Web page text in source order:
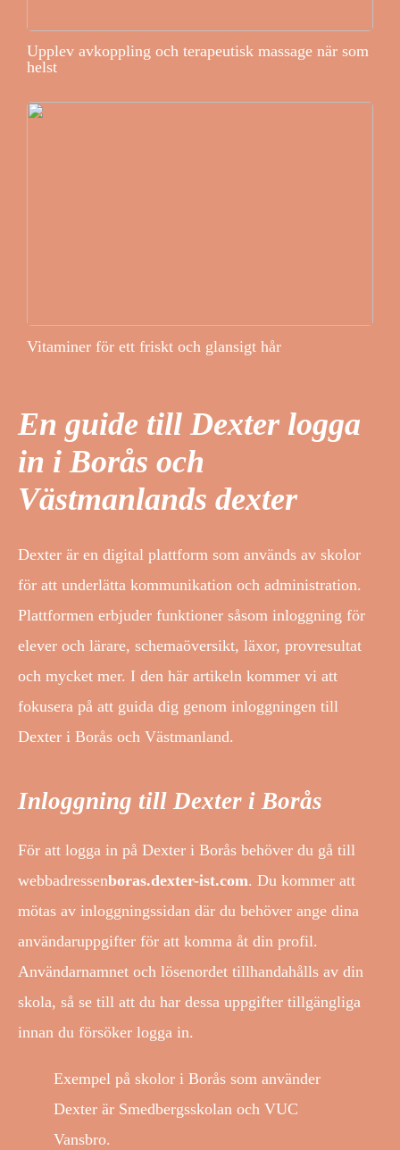
Upplev avkoppling och terapeutisk massage när som
helst
Vitaminer för ett friskt och glansigt hår
En guide till Dexter logga
in i Borås och
Västmanlands dexter
Dexter är en digital plattform som används av skolor
för att underlätta kommunikation och administration.
Plattformen erbjuder funktioner såsom inloggning för
elever och lärare, schemaöversikt, läxor, provresultat
och mycket mer. I den här artikeln kommer vi att
fokusera på att guida dig genom inloggningen till
Dexter i Borås och Västmanland.
Inloggning till Dexter i Borås
För att logga in på Dexter i Borås behöver du gå till
webbadressenboras.dexter-ist.com. Du kommer att
mötas av inloggningssidan där du behöver ange dina
användaruppgifter för att komma åt din profil.
Användarnamnet och lösenordet tillhandahålls av din
skola, så se till att du har dessa uppgifter tillgängliga
innan du försöker logga in.
Exempel på skolor i Borås som använder
Dexter är Smedbergsskolan och VUC
Vansbro.